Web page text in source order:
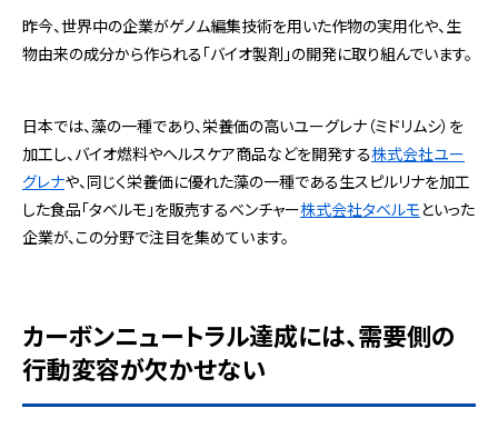
昨今、世界中の企業がゲノム編集技術を用いた作物の実用化や、生
物由来の成分から作られる「バイオ製剤」の開発に取り組んでいます。
日本では、藻の一種であり、栄養価の高いユーグレナ（ミドリムシ）を
加工し、バイオ燃料やヘルスケア商品などを開発する株式会社ユー
グレナや、同じく栄養価に優れた藻の一種である生スピルリナを加工
した食品「タベルモ」を販売するベンチャー株式会社タベルモといった
企業が、この分野で注目を集めています。
カーボンニュートラル達成には、需要側の
行動変容が欠かせない